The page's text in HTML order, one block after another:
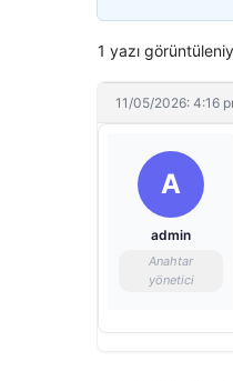
1 yazı
11/05/2026: 4:16
A
admin
Anahtar
yönetici